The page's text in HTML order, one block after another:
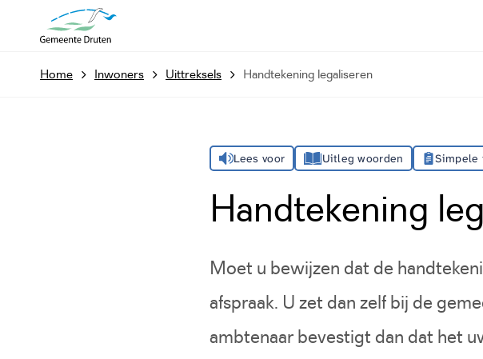
Home Inwoners Uittreksels Handtekening legaliseren
Lees voor Uitleg woorden Simpele
Handtekening
Moet u bewijzen dat de
afspraak. U zet dan zelf bij de
ambtenaar bevestigt dan dat het